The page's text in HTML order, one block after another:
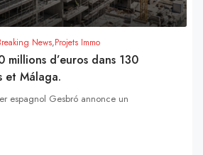
News,Projets Immo
millions d’euros dans 130
et Málaga.
espagnol Gesbró annonce un